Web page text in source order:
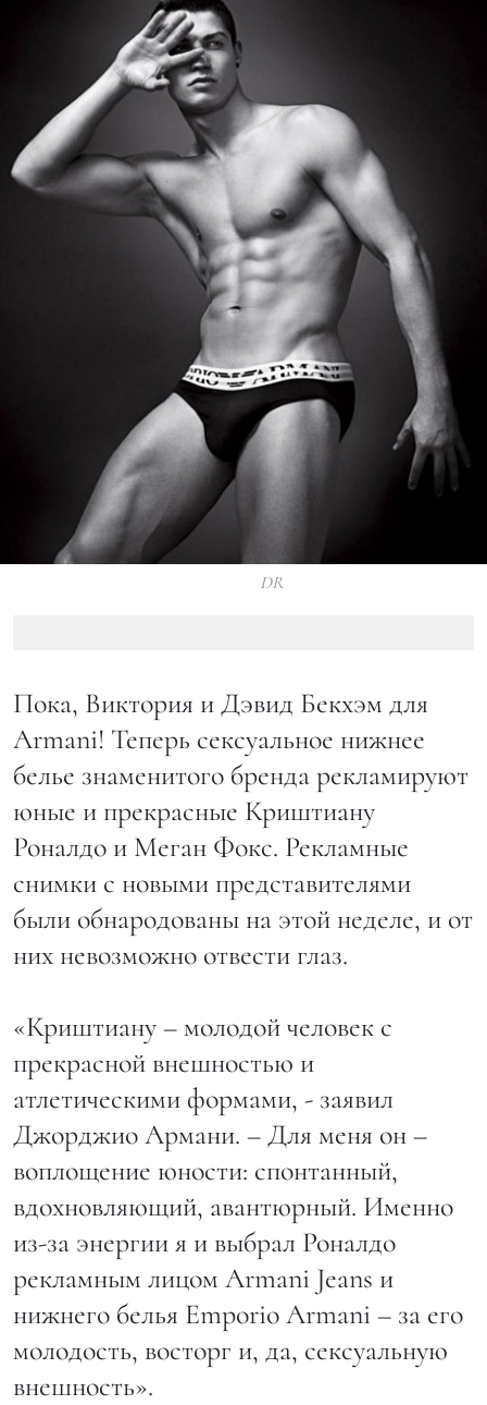
DR
Пока, Виктория и Дэвид Бекхэм для
Armani! Теперь сексуальное нижнее
белье знаменитого бренда рекламируют
юные и прекрасные Криштиану
Роналдо и Меган Фокс. Рекламные
снимки с новыми представителями
были обнародованы на этой неделе, и от
них невозможно отвести глаз.
«Криштиану – молодой человек с
прекрасной внешностью и
атлетическими формами, - заявил
Джорджио Армани. – Для меня он –
воплощение юности: спонтанный,
вдохновляющий, авантюрный. Именно
из-за энергии я и выбрал Роналдо
рекламным лицом Armani Jeans и
нижнего белья Emporio Armani – за его
молодость, восторг и, да, сексуальную
внешность».